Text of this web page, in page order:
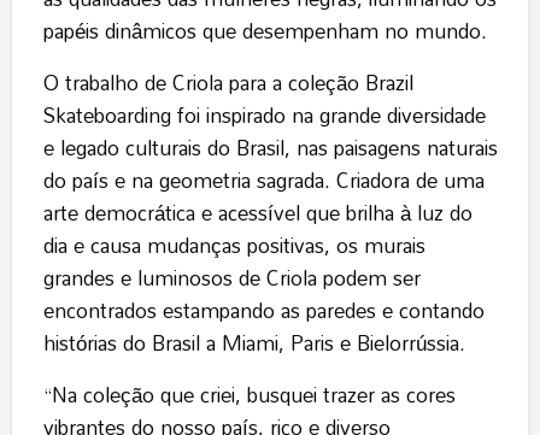
papéis dinâmicos que desempenham no mundo.
O trabalho de Criola para a coleção Brazil
Skateboarding foi inspirado na grande diversidade
e legado culturais do Brasil, nas paisagens naturais
do país e na geometria sagrada. Criadora de uma
arte democrática e acessível que brilha à luz do
dia e causa mudanças positivas, os murais
grandes e luminosos de Criola podem ser
encontrados estampando as paredes e contando
histórias do Brasil a Miami, Paris e Bielorrússia.
“Na coleção que criei, busquei trazer as cores
vibrantes do nosso país, rico e diverso